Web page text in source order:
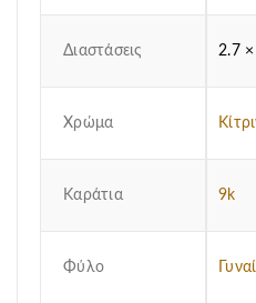
Διαστάσεις 2.7
Χρώμα
Καράτια 9k
Φύλο